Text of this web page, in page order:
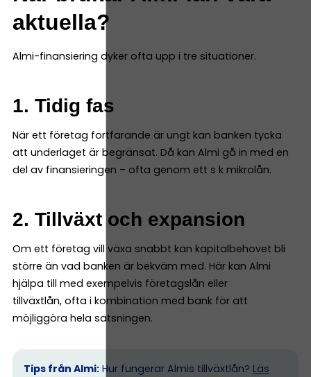
aktuella?
Almi-finansiering dyker ofta upp i tre situationer.
1. Tidig fas
När ett företag fortfarande är ungt kan banken tycka
att underlaget är begränsat. Då kan Almi gå in med en
del av finansieringen – ofta genom ett s k mikrolån.
2. Tillväxt och expansion
Om ett företag vill växa snabbt kan kapitalbehovet bli
större än vad banken är bekväm med. Här kan Almi
hjälpa till med exempelvis företagslån eller
tillväxtlån, ofta i kombination med bank för att
möjliggöra hela satsningen.
Tips från Almi: Hur fungerar Almis tillväxtlån? Läs